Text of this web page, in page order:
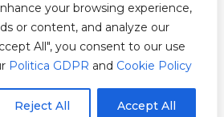
your browsing experience,
or content, and analyze our
All", you consent to our use
Politica GDPR and Cookie Policy
Reject All Accept All
progetto:101139879
Politica GDPR
Cookie Policy